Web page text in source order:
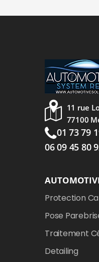
11 rue
77100
01 73 79
06 09 45 80
Protection
Pose
Traitement
Detailing